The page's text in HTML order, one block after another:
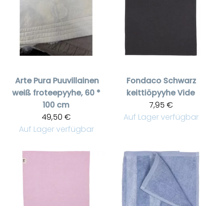
Arte Pura Puuvillainen
weiß froteepyyhe, 60 *
100 cm
49,50 €
Auf Lager verfügbar
Fondaco Schwarz
keittiöpyyhe Vide
7,95 €
Auf Lager verfügbar